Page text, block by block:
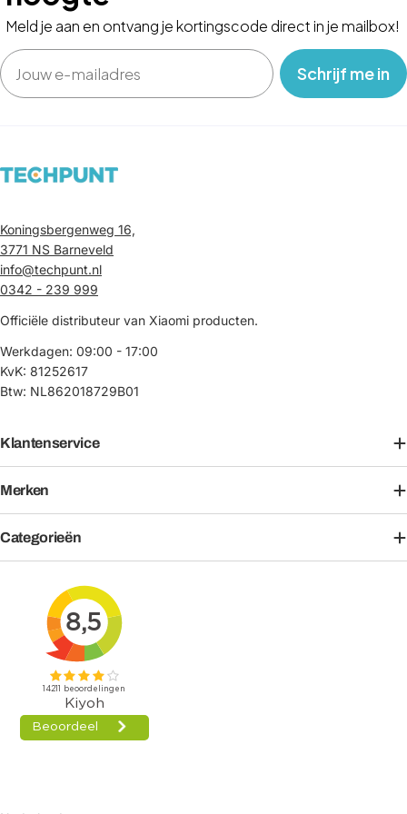
Meld je aan en ontvang je kortingscode direct in je mailbox!
Email
‎ ‎ ‎ Schrijf me in‎ ‎ ‎ ‎
Koningsbergenweg 16,
3771 NS Barneveld
info@techpunt.nl
0342 - 239 999
Officiële distributeur van Xiaomi producten.
Werkdagen: 09:00 - 17:00
KvK: 81252617
Btw: NL862018729B01
Klantenservice
Merken
Categorieën